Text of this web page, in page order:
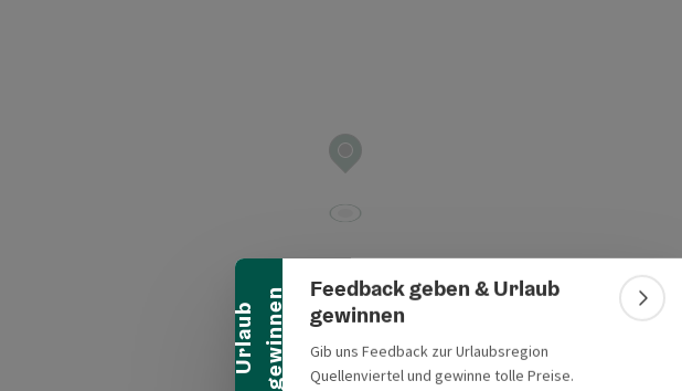
U
r
l
a
u
b
g
e
w
i
n
n
e n
Banner einklappen
Feedback geben & Urlaub
gewinnen
Gib uns Feedback zur Urlaubsregion
Quellenviertel und gewinne tolle Preise.